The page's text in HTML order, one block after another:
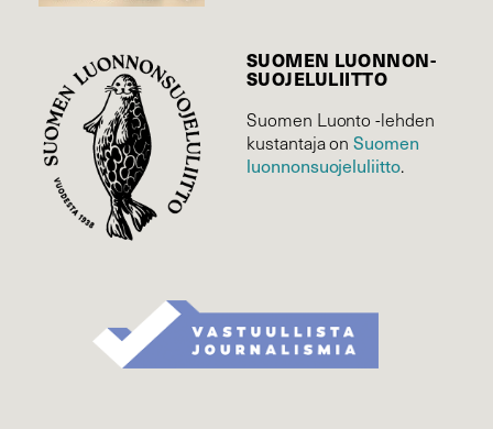
SUOMEN LUONNON­
SUOJELU­LIITTO
Suomen Luonto -lehden
kustantaja onSuomen
luonnonsuojelu­liitto.